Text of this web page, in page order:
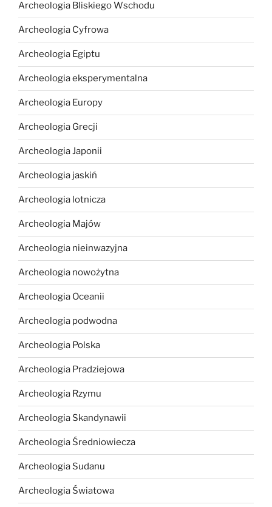
Archeologia Bliskiego Wschodu
Archeologia Cyfrowa
Archeologia Egiptu
Archeologia eksperymentalna
Archeologia Europy
Archeologia Grecji
Archeologia Japonii
Archeologia jaskiń
Archeologia lotnicza
Archeologia Majów
Archeologia nieinwazyjna
Archeologia nowożytna
Archeologia Oceanii
Archeologia podwodna
Archeologia Polska
Archeologia Pradziejowa
Archeologia Rzymu
Archeologia Skandynawii
Archeologia Średniowiecza
Archeologia Sudanu
Archeologia Światowa